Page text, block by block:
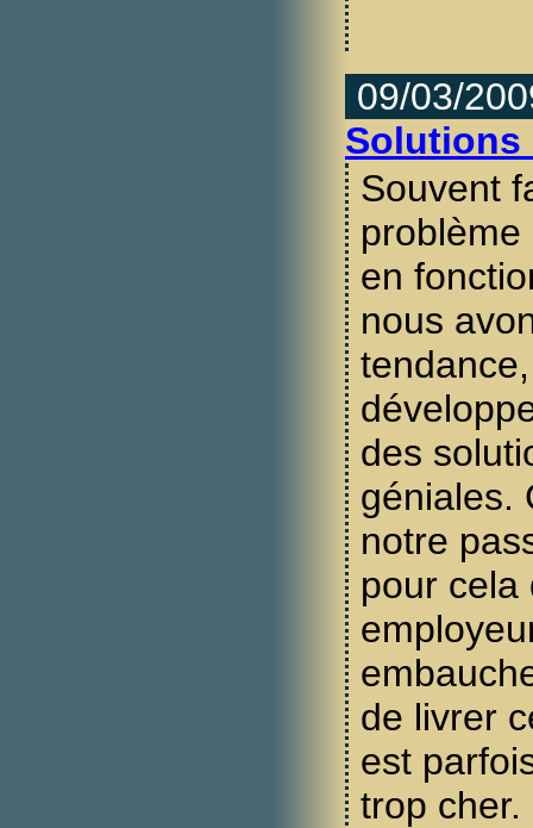
09/03/
Solutions
Souvent
en
nous
des
géniales.
notre
pour cela
de livrer
est
trop cher.